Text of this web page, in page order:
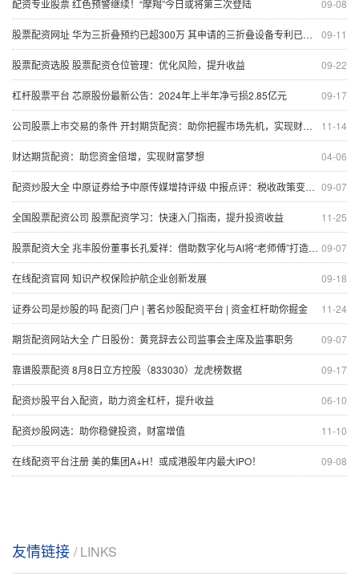
09-08
配资专业股票 红色预警继续！“摩羯”今日或将第三次登陆
09-11
股票配资网址 华为三折叠预约已超300万 其申请的三折叠设备专利已获授权
09-22
股票配资选股 股票配资仓位管理：优化风险，提升收益
09-17
杠杆股票平台 芯原股份最新公告：2024年上半年净亏损2.85亿元
11-14
公司股票上市交易的条件 开封期货配资：助你把握市场先机，实现财富梦想
04-06
财达期货配资：助您资金倍增，实现财富梦想
09-07
配资炒股大全 中原证券给予中原传媒增持评级 中报点评：税收政策变化影响短期利润 主营业务依旧稳健
11-25
全国股票配资公司 股票配资学习：快速入门指南，提升投资收益
09-07
股票配资大全 兆丰股份董事长孔爱祥：借助数字化与AI将“老师傅”打造成“大模型”
09-18
在线配资官网 知识产权保险护航企业创新发展
11-24
证券公司是炒股的吗 配资门户 | 著名炒股配资平台 | 资金杠杆助你掘金
09-07
期货配资网站大全 广日股份：黄竞辞去公司监事会主席及监事职务
09-17
靠谱股票配资 8月8日立方控股（833030）龙虎榜数据
06-10
配资炒股平台入配资，助力资金杠杆，提升收益
11-10
配资炒股网选：助你稳健投资，财富增值
09-08
在线配资平台注册 美的集团A+H！或成港股年内最大IPO！
友情链接 / LINKS